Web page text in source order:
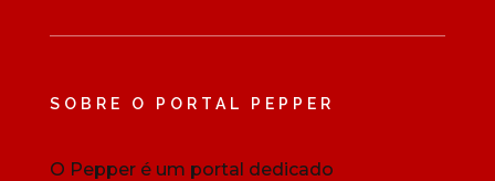
SOBRE O PORTAL PEPPER
O Pepper é um portal dedicado